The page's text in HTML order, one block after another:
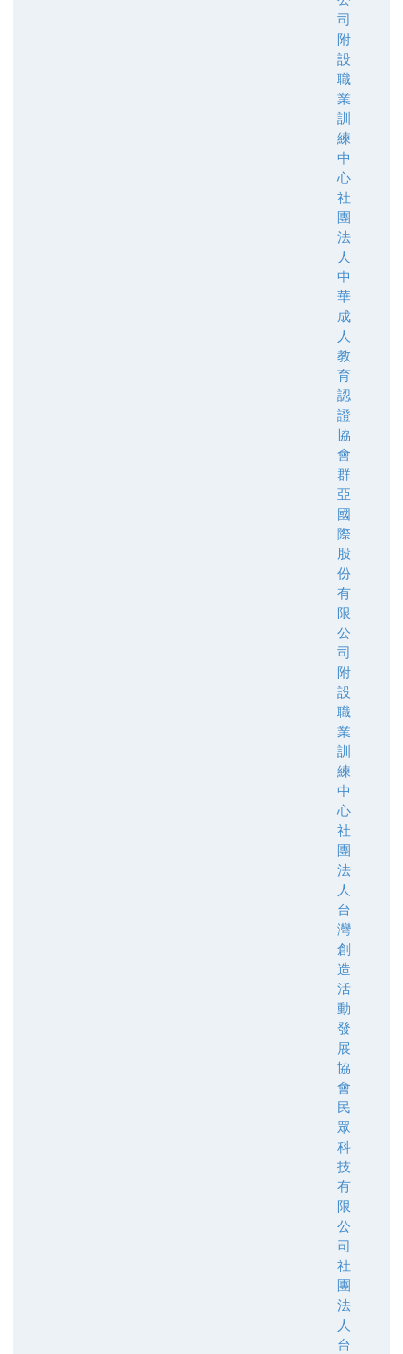
司
附
設
職
業
訓
練
中
心
社
團
法
人
中
華
成
人
教
育
認
證
協
會
群
亞
國
際
股
份
有
限
公
司
附
設
職
業
訓
練
中
心
社
團
法
人
台
灣
創
造
活
動
發
展
協
會
民
眾
科
技
有
限
公
司
社
團
法
人
台